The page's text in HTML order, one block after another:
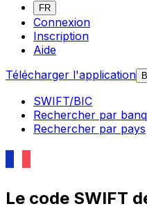
FR
Connexion
Inscription
Aide
Télécharger l'application
SWIFT/BIC
Rechercher par
Rechercher par pays
Le code SWIFT